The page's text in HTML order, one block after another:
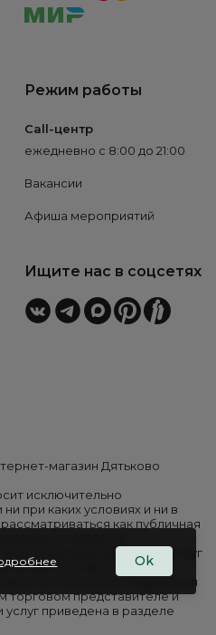
Режим работы
Call-центр
ежедневно с 8:00 до 21:00
Вакансии
Афиша мероприятий
Ищите нас в соцсетях
магазин Дятьково
исключительно
при каких условиях и ни в
как публичная
и стоимость
перечень сервисных услуг
на сайте. Цены на
от региона. Подробная
торговом представителе и
услуг приведена в разделе
Ok